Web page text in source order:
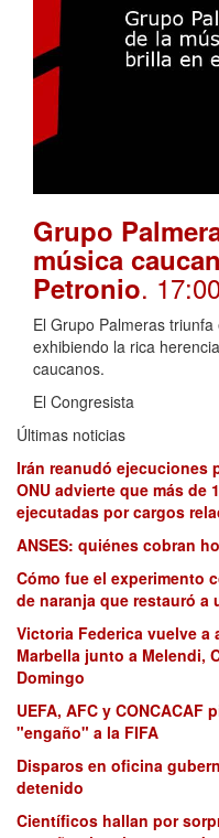
Grupo
música
Petronio.
El Grupo Palmeras
exhibiendo la rica
caucanos.
El Congresista
Últimas noticias
Irán reanudó ejecuciones
ONU advierte que más de
ejecutadas por cargos
ANSES: quiénes cobran
Cómo fue el experimento
de naranja que restauró a
Victoria Federica vuelve a
Marbella junto a Melendi,
Domingo
UEFA, AFC y
"engaño" a la FIFA
Disparos en oficina
detenido
Científicos hallan por